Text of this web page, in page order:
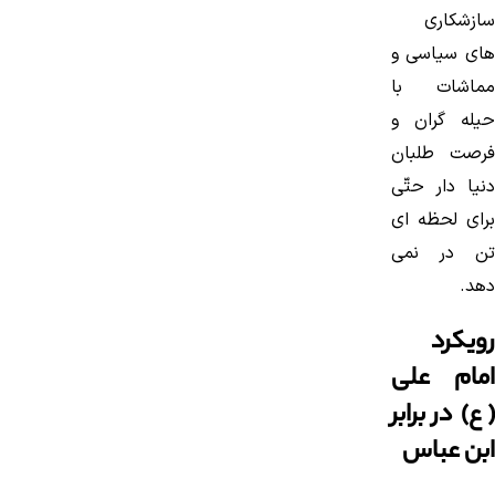
سازشكاری
های سیاسی و
مماشات با
حیله گران و
فرصت طلبان
دنیا دار حتّی
برای لحظه ای
تن در نمی
دهد.
رویکرد
امام علی
(ع) در برابر
ابن عباس